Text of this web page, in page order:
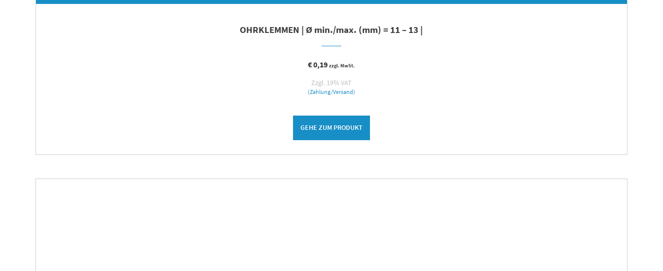
OHRKLEMMEN | Ø min./max. (mm) = 11 – 13 |
€0,19 zzgl. MwSt.
Zzgl. 19% VAT
(Zahlung/Versand)
GEHE ZUM PRODUKT